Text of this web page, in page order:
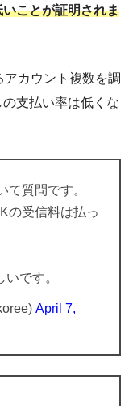
ことが証明されま
カウント複数を調
支払い率は低くな
て質問です。
の受信料は払っ
です。
April 7,